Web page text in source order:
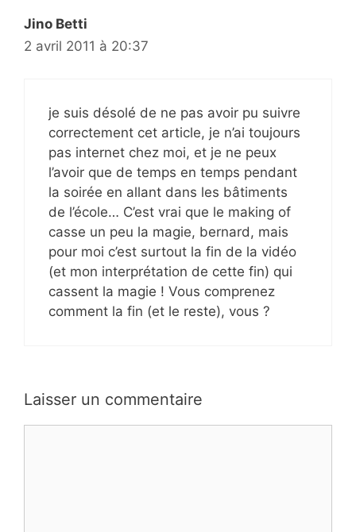
Jino Betti
2 avril 2011 à 20:37
je suis désolé de ne pas avoir pu suivre
correctement cet article, je n’ai toujours
pas internet chez moi, et je ne peux
l’avoir que de temps en temps pendant
la soirée en allant dans les bâtiments
de l’école… C’est vrai que le making of
casse un peu la magie, bernard, mais
pour moi c’est surtout la fin de la vidéo
(et mon interprétation de cette fin) qui
cassent la magie ! Vous comprenez
comment la fin (et le reste), vous ?
Laisser un commentaire